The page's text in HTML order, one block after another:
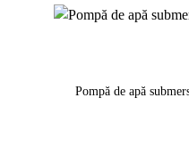
Pompă de apă